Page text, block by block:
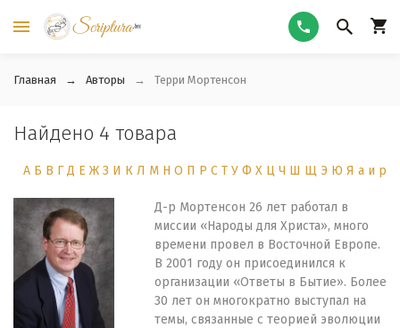
Главная Авторы Терри Мортенсон
Найдено 4 товара
А Б В Г Д Е Ж З И К Л М Н О П Р С Т У Ф Х Ц Ч Ш Щ Э Ю Я а и р
Д-р Мортенсон 26 лет работал в
миссии «Народы для Христа», много
времени провел в Восточной Европе.
В 2001 году он присоединился к
организации «Ответы в Бытие». Более
30 лет он многократно выступал на
темы, связанные с теорией эволюции